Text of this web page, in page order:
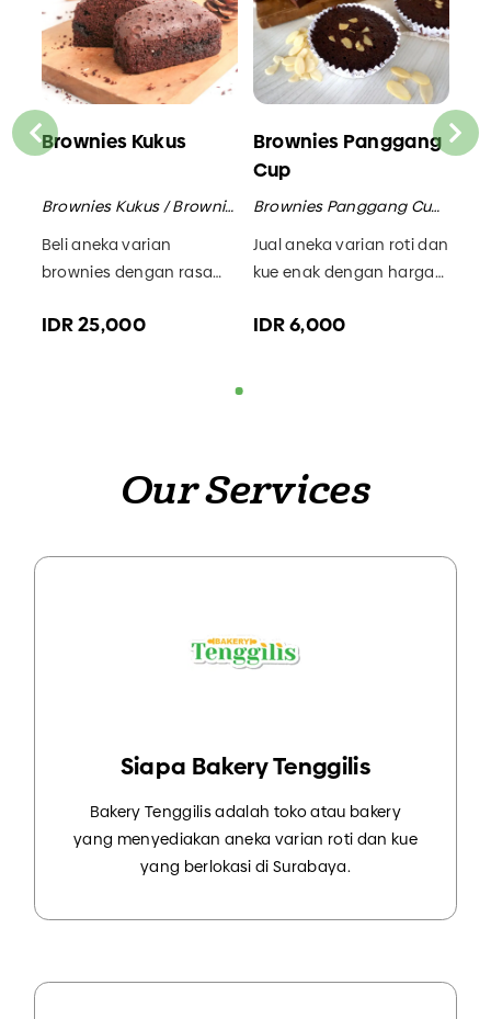
Brownies Kukus
Brownies Kukus / Brownies
Beli aneka varian
brownies dengan rasa
terjangkau di Bakery
IDR 25,000
Brownies Panggang
Cup
Brownies Panggang Cup / Brownies
Jual aneka varian roti dan
kue enak dengan harga
Tenggilis. Menerima
IDR 6,000
Our Services
Siapa Bakery Tenggilis
Bakery Tenggilis adalah toko atau bakery
yang menyediakan aneka varian roti dan kue
yang berlokasi di Surabaya.